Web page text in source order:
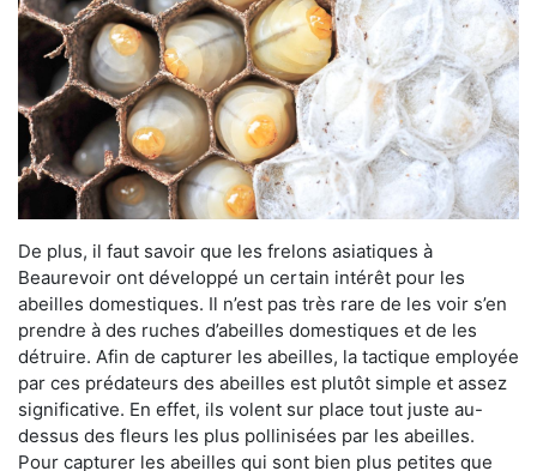
De plus, il faut savoir que les frelons asiatiques à
Beaurevoir ont développé un certain intérêt pour les
abeilles domestiques. Il n’est pas très rare de les voir s’en
prendre à des ruches d’abeilles domestiques et de les
détruire. Afin de capturer les abeilles, la tactique employée
par ces prédateurs des abeilles est plutôt simple et assez
significative. En effet, ils volent sur place tout juste au-
dessus des fleurs les plus pollinisées par les abeilles.
Pour capturer les abeilles qui sont bien plus petites que